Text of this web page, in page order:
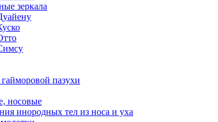
зеркала
пазухи
носовые
инородных тел из носа и уха